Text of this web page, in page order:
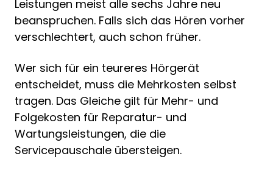
Leistungen meist alle sechs Jahre neu
beanspruchen. Falls sich das Hören vorher
verschlechtert, auch schon früher.
Wer sich für ein teureres Hörgerät
entscheidet, muss die Mehrkosten selbst
tragen. Das Gleiche gilt für Mehr- und
Folgekosten für Reparatur- und
Wartungsleistungen, die die
Servicepauschale übersteigen.